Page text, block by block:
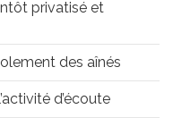
privatisé et
des aînés
d’écoute